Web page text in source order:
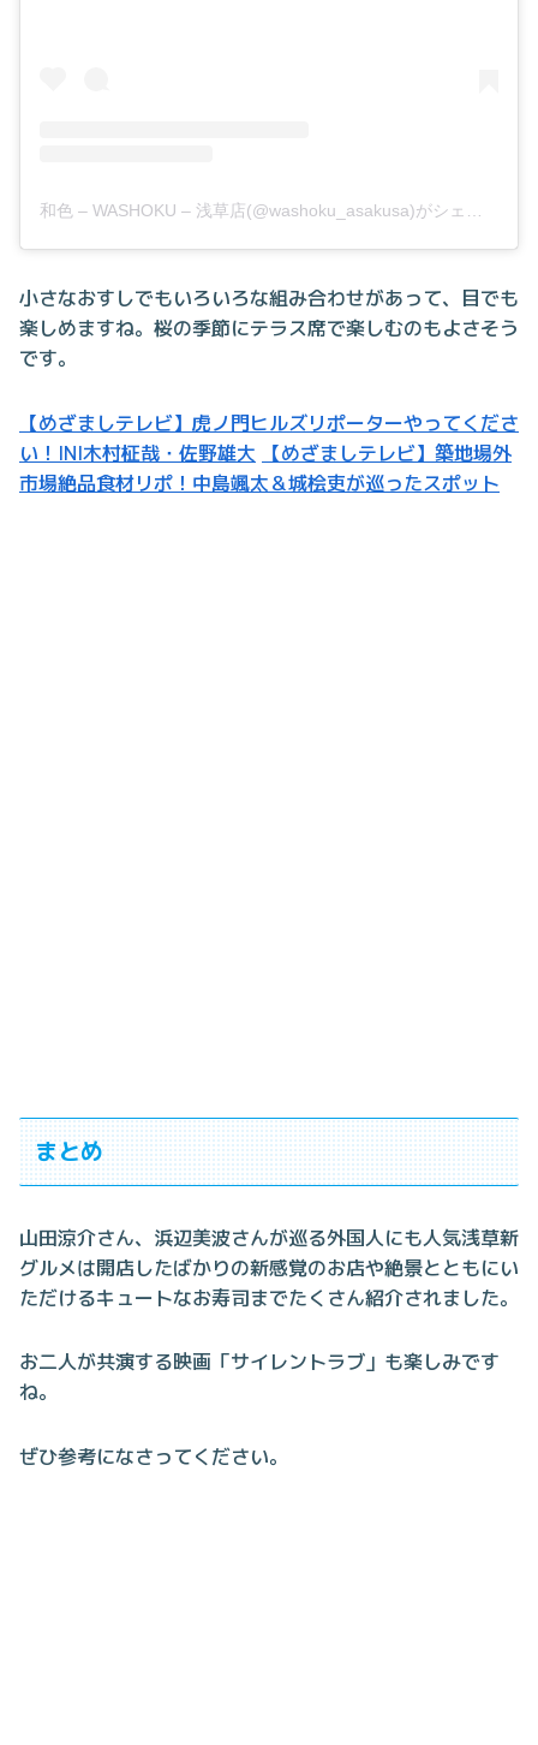
小さなおすしでもいろいろな組み合わせがあって、目でも
楽しめますね。桜の季節にテラス席で楽しむのもよさそう
です。
【めざましテレビ】虎ノ門ヒルズリポーターやってくださ
い！INI木村柾哉・佐野雄大
【めざましテレビ】築地場外
市場絶品食材リポ！中島颯太＆城桧吏が巡ったスポット
まとめ
山田涼介さん、浜辺美波さんが巡る外国人にも人気浅草新
グルメは開店したばかりの新感覚のお店や絶景とともにい
ただけるキュートなお寿司までたくさん紹介されました。
お二人が共演する映画「サイレントラブ」も楽しみです
ね。
ぜひ参考になさってください。